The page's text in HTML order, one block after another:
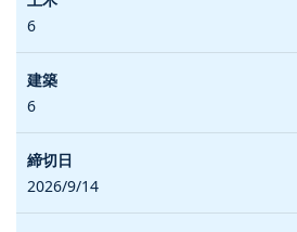
6
6
2026/9/14